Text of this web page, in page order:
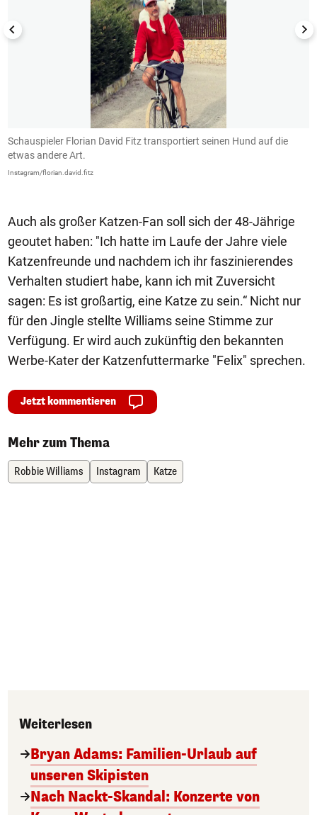
Schauspieler Florian David Fitz transportiert seinen Hund auf die
etwas andere Art.
Instagram/florian.david.fitz
Auch als großer Katzen-Fan soll sich der 48-Jährige
geoutet haben: "Ich hatte im Laufe der Jahre viele
Katzenfreunde und nachdem ich ihr faszinierendes
Verhalten studiert habe, kann ich mit Zuversicht
sagen: Es ist großartig, eine Katze zu sein.“ Nicht nur
für den Jingle stellte Williams seine Stimme zur
Verfügung. Er wird auch zukünftig den bekannten
Werbe-Kater der Katzenfuttermarke "Felix" sprechen.
Jetzt kommentieren
Mehr zum Thema
Robbie Williams Instagram Katze
Weiterlesen
Bryan Adams: Familien-Urlaub auf
unseren Skipisten
Nach Nackt-Skandal: Konzerte von